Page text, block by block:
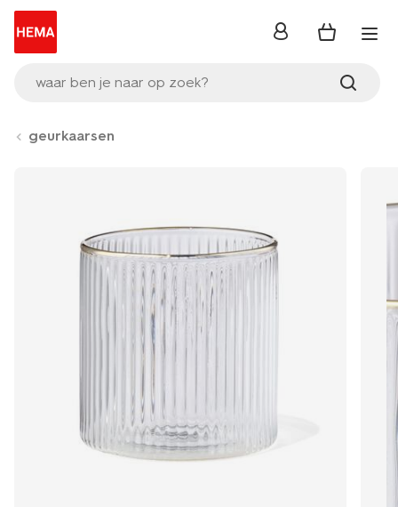
waar ben je naar op zoek?
inloggen
geurkaarsen